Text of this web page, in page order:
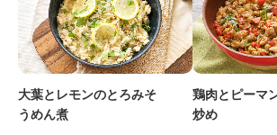
大葉とレモンのとろみそ
うめん煮
鶏肉とピーマ
炒め